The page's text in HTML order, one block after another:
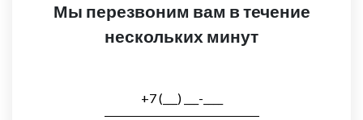
Мы перезвоним вам в течение
нескольких минут